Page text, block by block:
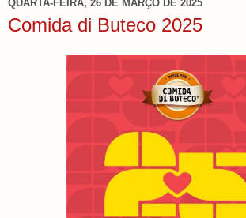
QUARTA-FEIRA, 26 DE MARÇO DE 2025
Comida di Buteco 2025